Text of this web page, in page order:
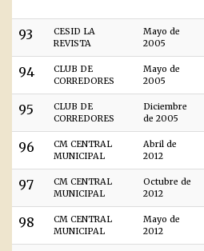
93
CESID LA
REVISTA
Mayo de
2005
94
CLUB DE
CORREDORES
Mayo de
2005
95
CLUB DE
CORREDORES
Diciembre
de 2005
96
CM CENTRAL
MUNICIPAL
Abril de
2012
97
CM CENTRAL
MUNICIPAL
Octubre de
2012
98
CM CENTRAL
MUNICIPAL
Mayo de
2012